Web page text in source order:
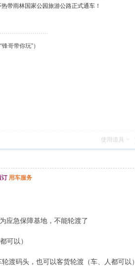
带雨林国家公园旅游公路正式通车！
哥带你玩”）
使用道具
订 用车服务
应急保障基地，不能轮渡了
可以）
渡码头，也可以客货轮渡（车、人都可以）